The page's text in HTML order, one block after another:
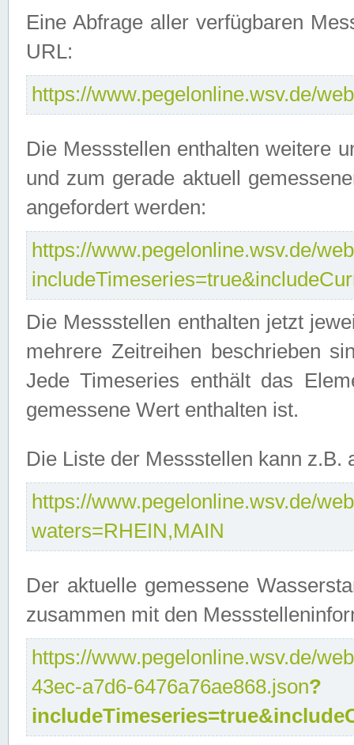
Eine Abfrage aller verfügbaren
URL:
https://www.pegelonline.wsv.de/
Die Messstellen enthalten weitere
und zum gerade aktuell
angefordert werden:
https://www.pegelonline.wsv.de/
Die Messstellen enthalten jetzt
mehrere Zeitreihen beschrieben
Jede Timeseries enthält das
gemessene Wert enthalten ist.
Die Liste der Messstellen kann
https://www.pegelonline.wsv.de/
waters=RHEIN,MAIN
Der aktuelle gemessene
zusammen mit den
https://www.pegelonline.wsv.de/
43ec-a7d6-6476a76ae868.json?